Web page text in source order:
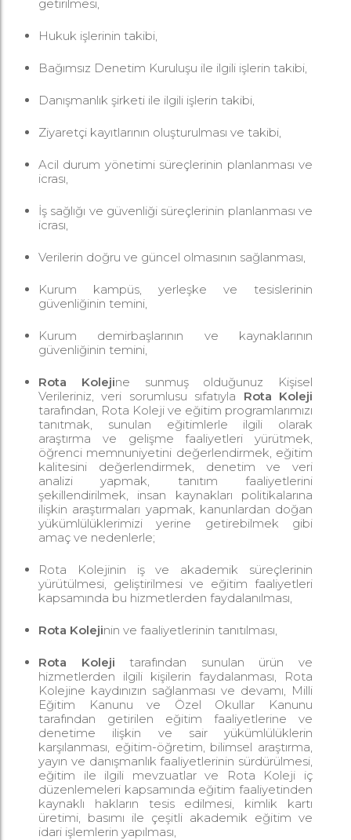
getirilmesi,
Hukuk işlerinin takibi,
Bağımsız Denetim Kuruluşu ile ilgili işlerin takibi,
Danışmanlık şirketi ile ilgili işlerin takibi,
Ziyaretçi kayıtlarının oluşturulması ve takibi,
Acil durum yönetimi süreçlerinin planlanması ve
icrası,
İş sağlığı ve güvenliği süreçlerinin planlanması ve
icrası,
Verilerin doğru ve güncel olmasının sağlanması,
Kurum kampüs, yerleşke ve tesislerinin
güvenliğinin temini,
Kurum demirbaşlarının ve kaynaklarının
güvenliğinin temini,
Rota Kolejine sunmuş olduğunuz Kişisel
Verileriniz, veri sorumlusu sıfatıyla Rota Koleji
tarafından, Rota Koleji ve eğitim programlarımızı
tanıtmak, sunulan eğitimlerle ilgili olarak
araştırma ve gelişme faaliyetleri yürütmek,
öğrenci memnuniyetini değerlendirmek, eğitim
kalitesini değerlendirmek, denetim ve veri
analizi yapmak, tanıtım faaliyetlerini
şekillendirilmek, insan kaynakları politikalarına
ilişkin araştırmaları yapmak, kanunlardan doğan
yükümlülüklerimizi yerine getirebilmek gibi
amaç ve nedenlerle;
Rota Kolejinin iş ve akademik süreçlerinin
yürütülmesi, geliştirilmesi ve eğitim faaliyetleri
kapsamında bu hizmetlerden faydalanılması,
Rota Kolejinin ve faaliyetlerinin tanıtılması,
Rota Koleji tarafından sunulan ürün ve
hizmetlerden ilgili kişilerin faydalanması, Rota
Kolejine kaydınızın sağlanması ve devamı, Milli
Eğitim Kanunu ve Özel Okullar Kanunu
tarafından getirilen eğitim faaliyetlerine ve
denetime ilişkin ve sair yükümlülüklerin
karşılanması, eğitim-öğretim, bilimsel araştırma,
yayın ve danışmanlık faaliyetlerinin sürdürülmesi,
eğitim ile ilgili mevzuatlar ve Rota Koleji iç
düzenlemeleri kapsamında eğitim faaliyetinden
kaynaklı hakların tesis edilmesi, kimlik kartı
üretimi, basımı ile çeşitli akademik eğitim ve
idari işlemlerin yapılması,